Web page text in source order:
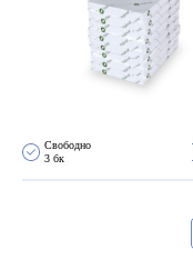
Свободно
3 бк